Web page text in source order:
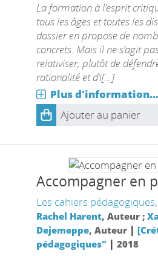
La formation à l’esprit
tous les âges et toutes les
dossier en propose de
concrets. Mais il ne s’agit
relativiser, plutôt de
rationalité et d’i[...]
Plus d'information...
Ajouter au panier
Accompagner en
Les cahiers pédagogiques
Rachel Harent, Auteur ;
Dejemeppe, Auteur |
pédagogiques" | 2018